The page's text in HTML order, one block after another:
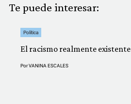
Te puede interesar:
Política
El racismo realmente existente
PorVANINA ESCALES